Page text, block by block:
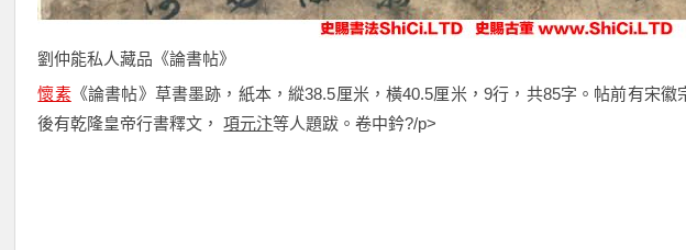
劉仲能私人藏品《論書帖》
懷素《論書帖》草書墨跡，紙本，縱38.5厘米，橫40.5厘米，9行，共85字。帖前有宋徽
後有乾隆皇帝行書釋文，項元汴等人題跋。卷中鈐?/p>